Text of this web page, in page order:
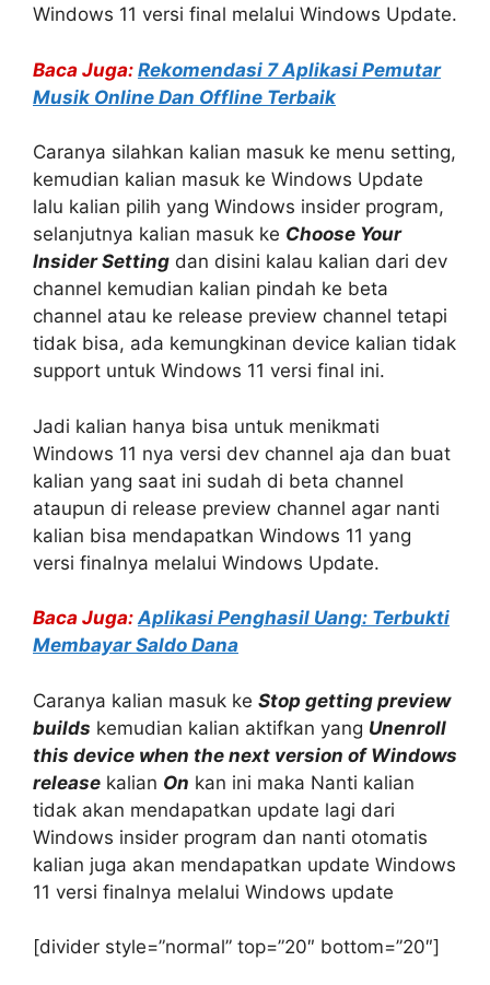
Windows 11 versi final melalui Windows Update.
Baca Juga: Rekomendasi 7 Aplikasi Pemutar
Musik Online Dan Offline Terbaik
Caranya silahkan kalian masuk ke menu setting,
kemudian kalian masuk ke Windows Update
lalu kalian pilih yang Windows insider program,
selanjutnya kalian masuk ke Choose Your
Insider Setting dan disini kalau kalian dari dev
channel kemudian kalian pindah ke beta
channel atau ke release preview channel tetapi
tidak bisa, ada kemungkinan device kalian tidak
support untuk Windows 11 versi final ini.
Jadi kalian hanya bisa untuk menikmati
Windows 11 nya versi dev channel aja dan buat
kalian yang saat ini sudah di beta channel
ataupun di release preview channel agar nanti
kalian bisa mendapatkan Windows 11 yang
versi finalnya melalui Windows Update.
Baca Juga: Aplikasi Penghasil Uang: Terbukti
Membayar Saldo Dana
Caranya kalian masuk ke Stop getting preview
builds kemudian kalian aktifkan yang Unenroll
this device when the next version of Windows
release kalian On kan ini maka Nanti kalian
tidak akan mendapatkan update lagi dari
Windows insider program dan nanti otomatis
kalian juga akan mendapatkan update Windows
11 versi finalnya melalui Windows update
[divider style=”normal” top=”20″ bottom=”20″]